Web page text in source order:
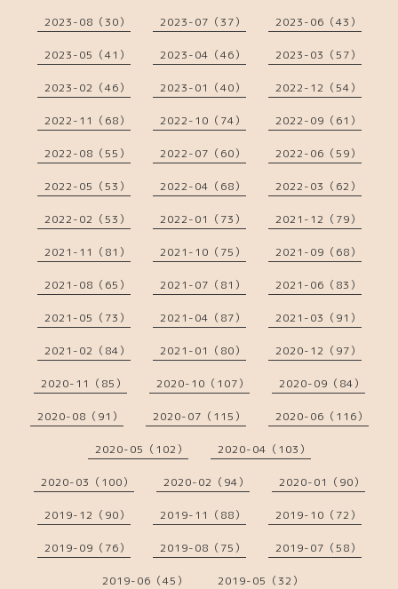
2023-08（30） 2023-07（37） 2023-06（43）
2023-05（41） 2023-04（46） 2023-03（57）
2023-02（46） 2023-01（40） 2022-12（54）
2022-11（68） 2022-10（74） 2022-09（61）
2022-08（55） 2022-07（60） 2022-06（59）
2022-05（53） 2022-04（68） 2022-03（62）
2022-02（53） 2022-01（73） 2021-12（79）
2021-11（81） 2021-10（75） 2021-09（68）
2021-08（65） 2021-07（81） 2021-06（83）
2021-05（73） 2021-04（87） 2021-03（91）
2021-02（84） 2021-01（80） 2020-12（97）
2020-11（85） 2020-10（107） 2020-09（84）
2020-08（91） 2020-07（115） 2020-06（116）
2020-05（102） 2020-04（103）
2020-03（100） 2020-02（94） 2020-01（90）
2019-12（90） 2019-11（88） 2019-10（72）
2019-09（76） 2019-08（75） 2019-07（58）
2019-06（45） 2019-05（32）